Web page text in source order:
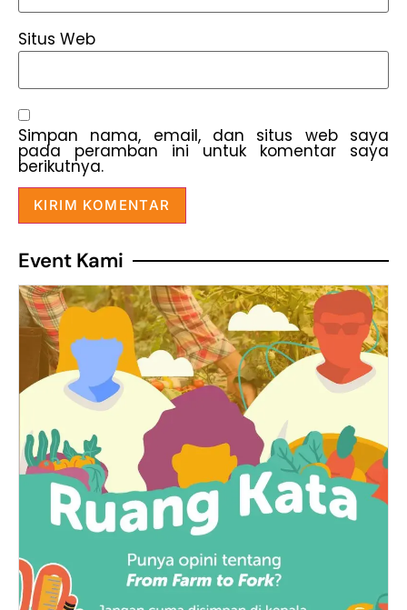
Situs Web
Simpan nama, email, dan situs web saya
pada peramban ini untuk komentar saya
berikutnya.
Event Kami